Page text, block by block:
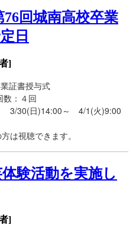
回城南高校卒業
日
]
証書授与式
：４回
3/30(日)14:00～ 4/1(火)9:00
は視聴できます。
験活動を実施し
]